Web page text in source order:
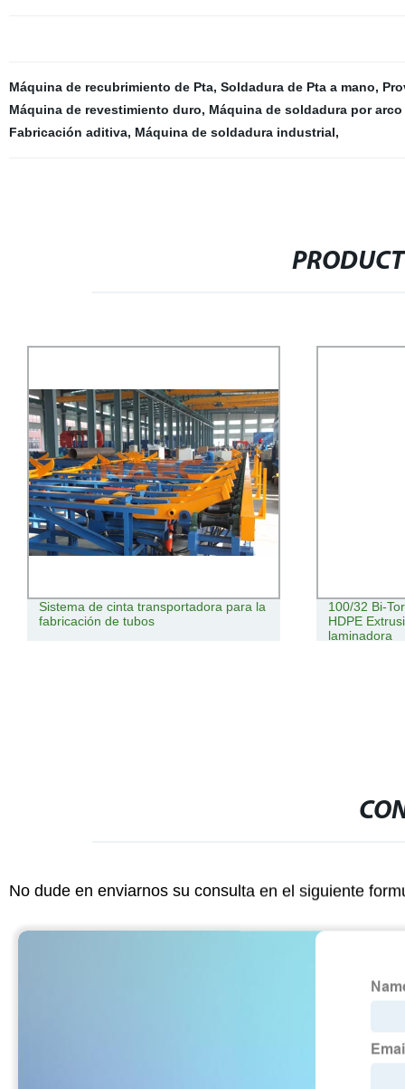
Máquina de recubrimiento de Pta, Soldadura de Pta a mano,
Máquina de revestimiento duro, Máquina de soldadura por arco
Fabricación aditiva, Máquina de soldadura industrial,
Sistema de cinta transportadora para la
fabricación de tubos
100/32 Bi-
HDPE
laminadora
No dude en enviarnos su consulta en el siguiente